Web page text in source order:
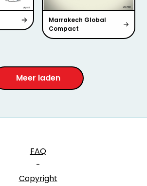
Marrakech Global
Compact
Meer laden
FAQ
-
Copyright